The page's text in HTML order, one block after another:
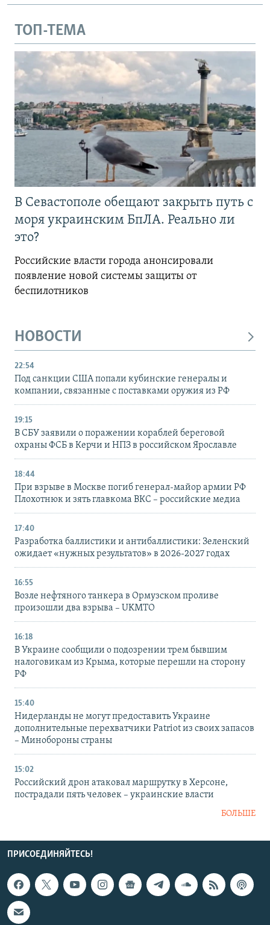
ТОП-ТЕМА
В Севастополе обещают закрыть путь с
моря украинским БпЛА. Реально ли
это?
Российские власти города анонсировали
появление новой системы защиты от
беспилотников
НОВОСТИ
22:54
Под санкции США попали кубинские генералы и
компании, связанные с поставками оружия из РФ
19:15
В СБУ заявили о поражении кораблей береговой
охраны ФСБ в Керчи и НПЗ в российском Ярославле
18:44
При взрыве в Москве погиб генерал-майор армии РФ
Плохотнюк и зять главкома ВКС – российские медиа
17:40
Разработка баллистики и антибаллистики: Зеленский
ожидает «нужных результатов» в 2026-2027 годах
16:55
Возле нефтяного танкера в Ормузском проливе
произошли два взрыва – UKMTO
16:18
В Украине сообщили о подозрении трем бывшим
налоговикам из Крыма, которые перешли на сторону
РФ
15:40
Нидерланды не могут предоставить Украине
дополнительные перехватчики Patriot из своих запасов
– Минобороны страны
15:02
Российский дрон атаковал маршрутку в Херсоне,
пострадали пять человек – украинские власти
БОЛЬШЕ
ПРИСОЕДИНЯЙТЕСЬ!